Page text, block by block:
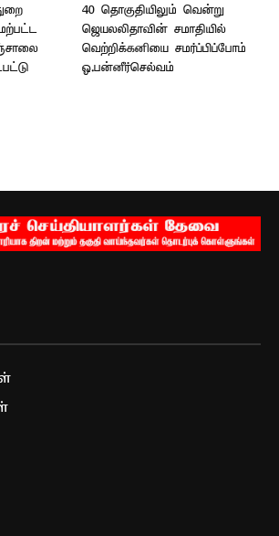
40 தொகுதியிலும் வென்று
ஜெயலலிதாவின் சமாதியில்
வெற்றிக்கனியை சமர்ப்பிப்போம் –
ஓ.பன்னீர்செல்வம்